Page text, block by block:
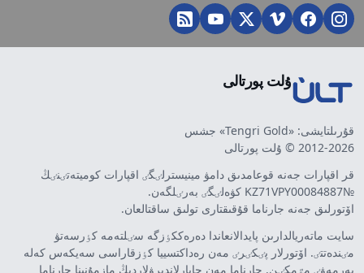
ۇلت پورتالى
قۇرىلتايشى: «Tengri Gold» جشس
2012-2026 © ۇلت پورتالى
قر اقپارات جەنە قوعامدىق دامۋ مينيسترلٸگٸ اقپارات كوميتەتٸنٸڭ
№KZ71VPY00084887 كۋەلٸگٸ بەرٸلگەن.
اۆتورلىق جەنە جارناما قۇقىقتارى تولىق ساقتالعان.
سايت ماتەريالدارىن پايدالانعاندا دەرەككٶزگە سٸلتەمە كٶرسەتۋ
مٸندەتتٸ. اۆتورلار پٸكٸرٸ مەن رەداكتسييا كٶزقاراسى سەيكەس كەلە
بەرمەۋٸ مٷمكٸن. جارناما مەن حابارلاندىرۋلاردىڭ مازمۇنىنا جارناما